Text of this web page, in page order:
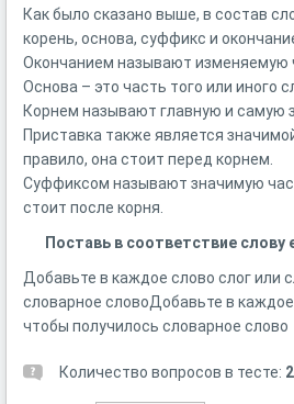
Как было сказано выше, в состав
корень, основа, суффикс и
Окончанием называют изменяемую
Основа – это часть того или иного
Корнем называют главную и самую
Приставка также является
правило, она стоит перед корнем.
Суффиксом называют значимую
стоит после корня.
Поставь в соответствие слову
Добавьте в каждое слово слог или
словарное словоДобавьте в каждое
чтобы получилось словарное слово
Количество вопросов в тесте: 2